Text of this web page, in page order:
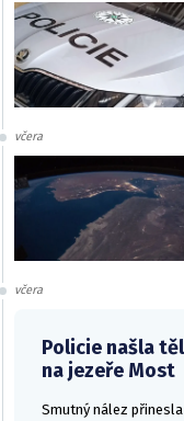
včera
včera
Policie našla
na jezeře Most
Smutný nález